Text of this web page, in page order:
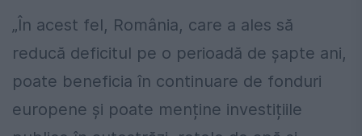
„În acest fel, România, care a ales să
reducă deficitul pe o perioadă de șapte ani,
poate beneficia în continuare de fonduri
europene și poate menține investițiile